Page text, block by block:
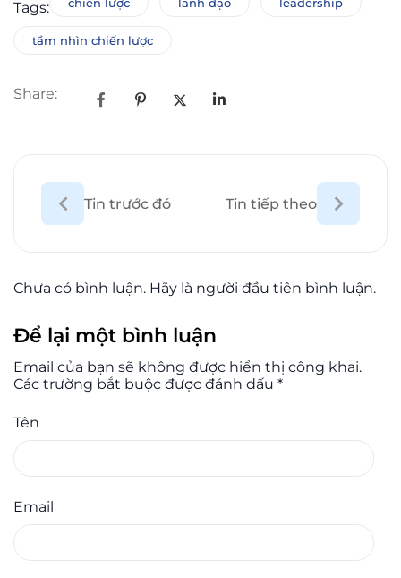
Tags: chiến lược lãnh đạo leadership
tầm nhìn chiến lược
Share:
Tin trước đó Tin tiếp theo
Chưa có bình luận. Hãy là người đầu tiên bình luận.
Để lại một bình luận
Email của bạn sẽ không được hiển thị công khai.
Các trường bắt buộc được đánh dấu *
Tên
Email